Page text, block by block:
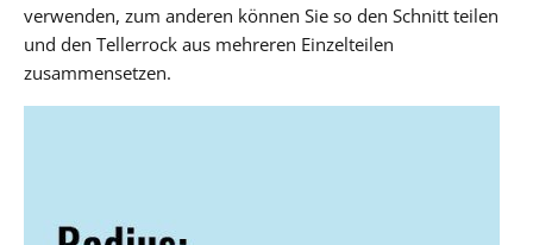
verwenden, zum anderen können Sie so den Schnitt teilen
und den Tellerrock aus mehreren Einzelteilen
zusammensetzen.